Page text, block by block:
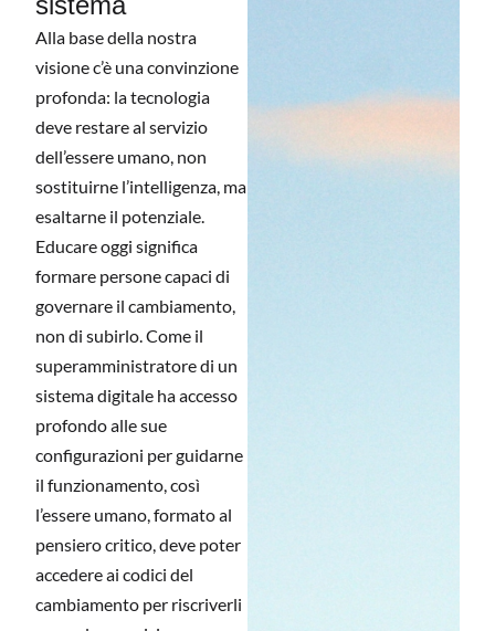
Alla base della nostra
visione c’è una convinzione
profonda: la tecnologia
deve restare al servizio
dell’essere umano, non
sostituirne l’intelligenza, ma
esaltarne il potenziale.
Educare oggi significa
formare persone capaci di
governare il cambiamento,
non di subirlo. Come il
superamministratore di un
sistema digitale ha accesso
profondo alle sue
configurazioni per guidarne
il funzionamento, così
l’essere umano, formato al
pensiero critico, deve poter
accedere ai codici del
cambiamento per riscriverli